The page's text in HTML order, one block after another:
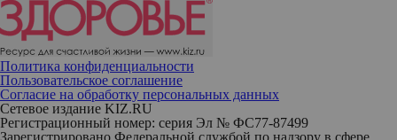
Политика конфиденциальности
Пользовательское соглашение
Согласие на обработку персональных данных
Сетевое издание KIZ.RU
Регистрационный номер: серия Эл № ФС77-87499
Зарегистрировано Федеральной службой по надзору в сфере